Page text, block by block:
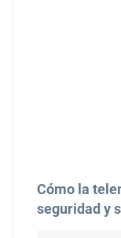
Cómo la
seguridad y